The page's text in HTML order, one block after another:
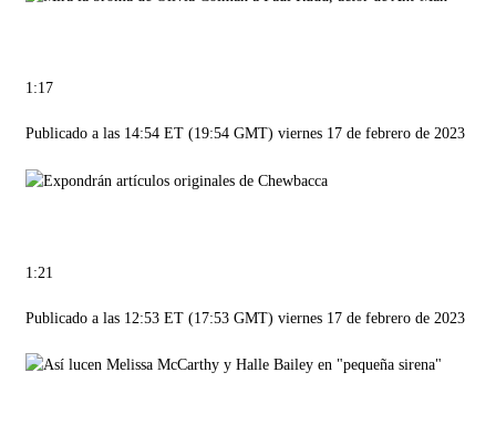
1:17
Publicado a las 14:54 ET (19:54 GMT) viernes 17 de febrero de 2023
1:21
Publicado a las 12:53 ET (17:53 GMT) viernes 17 de febrero de 2023